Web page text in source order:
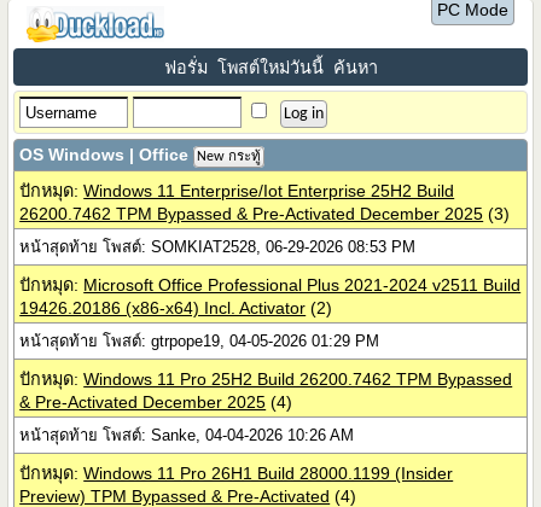
PC Mode
ฟอรั่ม โพสต์ใหม่วันนี้ ค้นหา
OS Windows | Office New กระทู้
ปักหมุด:Windows 11 Enterprise/Iot Enterprise 25H2 Build
26200.7462 TPM Bypassed & Pre-Activated December 2025 (3)
หน้าสุดท้าย โพสต์: SOMKIAT2528, 06-29-2026 08:53 PM
ปักหมุด: Microsoft Office Professional Plus 2021-2024 v2511 Build
19426.20186 (x86-x64) Incl. Activator (2)
หน้าสุดท้าย โพสต์: gtrpope19, 04-05-2026 01:29 PM
ปักหมุด:Windows 11 Pro 25H2 Build 26200.7462 TPM Bypassed
& Pre-Activated December 2025 (4)
หน้าสุดท้าย โพสต์: Sanke, 04-04-2026 10:26 AM
ปักหมุด:Windows 11 Pro 26H1 Build 28000.1199 (Insider
Preview) TPM Bypassed & Pre-Activated (4)